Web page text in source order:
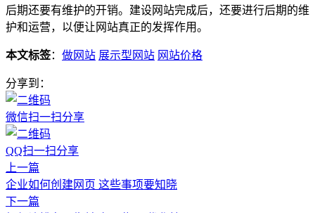
后期还要有维护的开销。建设网站完成后，还要进行后期的维
护和运营，以便让网站真正的发挥作用。
本文标签： 做网站 展示型网站 网站价格
分享到：
微信扫一扫分享
QQ扫一扫分享
上一篇
企业如何创建网页 这些事项要知晓
下一篇